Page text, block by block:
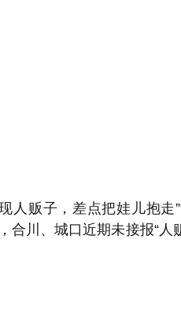
贩子，差点把娃儿抱走
川、城口近期未接报“人